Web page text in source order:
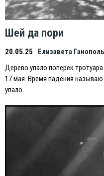
Шей да пори
20.05.25 Елизавета
Дерево упало поперек
17 мая. Время падения
упало…